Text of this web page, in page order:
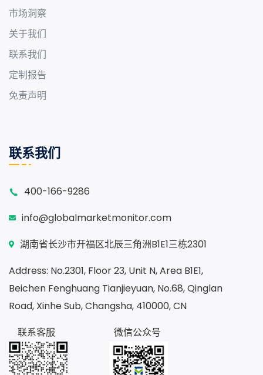
市场洞察
关于我们
联系我们
定制报告
免责声明
联系我们
400-166-9286
info@globalmarketmonitor.com
湖南省长沙市开福区北辰三角洲B1E1三栋2301
Address: No.2301, Floor 23, Unit N, Area B1E1,
Beichen Fenghuang Tianjieyuan, No.68, Qinglan
Road, Xinhe Sub, Changsha, 410000, CN
联系客服
微信公众号